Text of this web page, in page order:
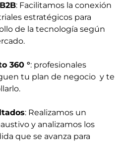
: Facilitamos la conexión
estratégicos para
de la tecnología según
360 °: profesionales
tu plan de negocio y te
: Realizamos un
y analizamos los
que se avanza para